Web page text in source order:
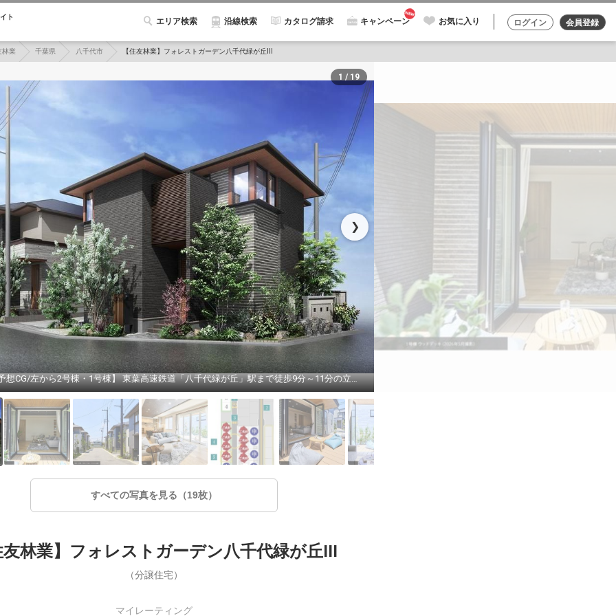
ト エリア検索 沿線検索 カタログ請求 キャンペーン お気に入り ログイン 会員登録
林業 千葉県 八千代市 【住友林業】フォレストガーデン八千代緑が丘III
【街並み完成予想CG/左から2号棟・1号棟】 東葉高速鉄道「八千代緑が丘」駅まで徒歩9分～11分の立地。都心までのアクセスもスムーズで、毎日の通勤・通学や休日のお出掛けにも便利です。
❯
1 / 19
すべての写真を見る（19枚）
友林業】フォレストガーデン八千代緑が丘III
（分譲住宅）
マイレーティング